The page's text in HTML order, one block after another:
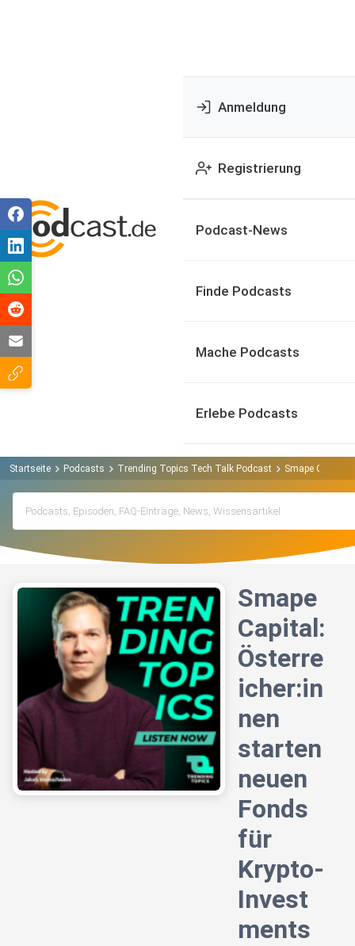
Anmeldung
Registrierung
Podcast-News
Finde Podcasts
Mache Podcasts
Erlebe Podcasts
Startseite Podcasts Trending Topics Tech Talk Podcast Smape Capital:
Smape
Capital:
Österre
icher:in
nen
starten
neuen
Fonds
für
Krypto-
Invest
ments